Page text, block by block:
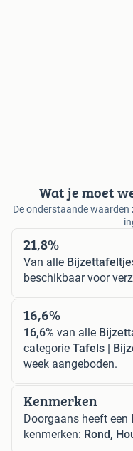
Wat je moet
De onderstaande waarden
21,8%
Van alle
beschikbaar voor
16,6%
16,6% van alle
categorie Tafels |
week aangeboden.
Kenmerken
Doorgaans heeft een
kenmerken: Rond,